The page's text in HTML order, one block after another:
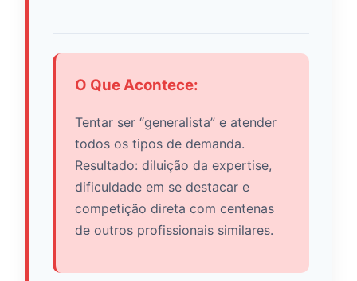
O Que Acontece:
Tentar ser “generalista” e atender
todos os tipos de demanda.
Resultado: diluição da expertise,
dificuldade em se destacar e
competição direta com centenas
de outros profissionais similares.